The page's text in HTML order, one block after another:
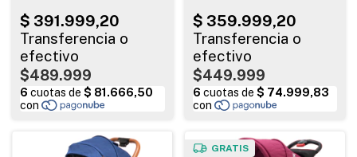
$489.999 $449.999
GRATIS